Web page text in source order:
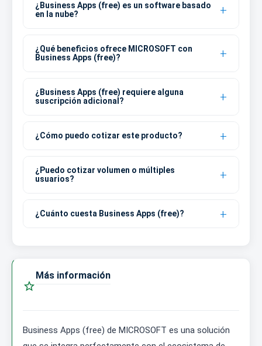
¿Business Apps (free) es un software basado
en la nube?
¿Qué beneficios ofrece MICROSOFT con
Business Apps (free)?
¿Business Apps (free) requiere alguna
suscripción adicional?
¿Cómo puedo cotizar este producto?
¿Puedo cotizar volumen o múltiples
usuarios?
¿Cuánto cuesta Business Apps (free)?

Más información
Business Apps (free) de MICROSOFT es una solución